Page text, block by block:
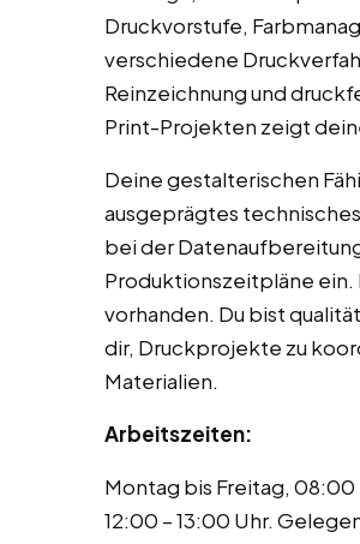
Druckvorstufe,
verschiedene
Reinzeichnung und
Print-Projekten zeigt
Deine gestalterischen
ausgeprägtes
bei der
Produktionszeitpläne ein.
vorhanden. Du bist
dir, Druckprojekte zu
Materialien.
Arbeitszeiten:
Montag bis Freitag,
12:00 – 13:00 Uhr.